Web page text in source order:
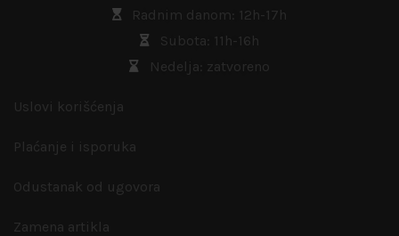
Radnim danom: 12h-17h
Subota: 11h-16h
Nedelja: zatvoreno
Uslovi korišćenja
Plaćanje i isporuka
Odustanak od ugovora
Zamena artikla